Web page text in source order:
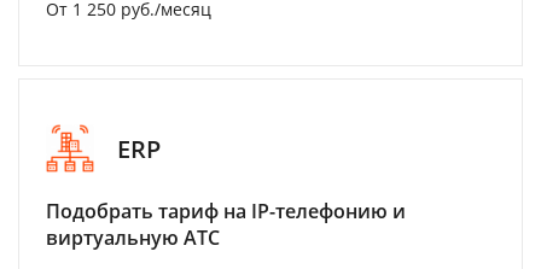
От 1 250 руб./месяц
ERP
Подобрать тариф на IP-телефонию и
виртуальную АТС